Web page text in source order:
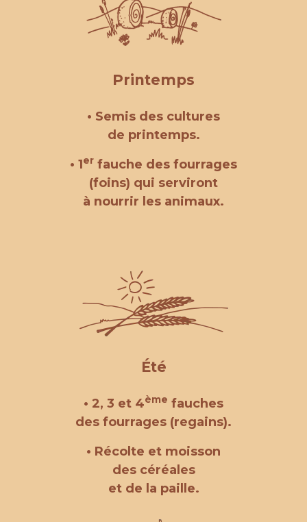
Printemps
• Semis des cultures
de printemps.
• 1er fauche des fourrages
(foins) qui serviront
à nourrir les animaux.
Été
• 2, 3 et 4ème fauches
des fourrages (regains).
• Récolte et moisson
des céréales
et de la paille.